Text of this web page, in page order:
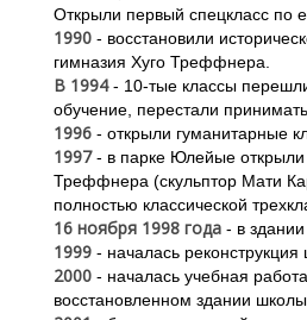
Открыли первый спецкласс по
1990- восстановили
гимназия Хуго Треффнера.
В 1994- 10-тые классы
обучение, перестали
1996- открыли гуманитарные
1997- в парке Юлейые открыли
Треффнера (скульптор Мати
полностью классической
16 ноября 1998 года- в
1999- началась реконструкция
2000- началась учебная
восстановленном здании школы.